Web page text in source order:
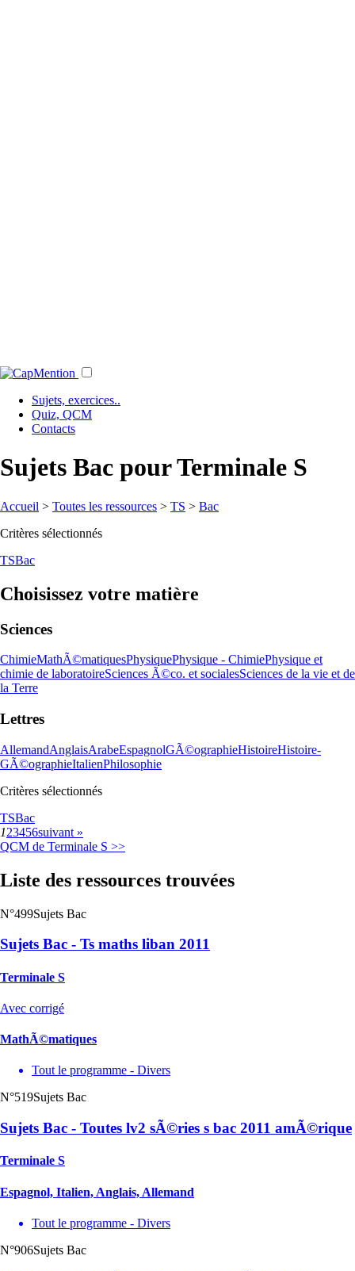
Sujets, exercices..
Quiz, QCM
Contacts
Sujets Bac pour Terminale S
Accueil > Toutes les ressources > TS > Bac
Critères sélectionnés
TSBac
Choisissez votre matière
Sciences
ChimieMathÃ©matiquesPhysiquePhysique - ChimiePhysique et
chimie de laboratoireSciences Ã©co. et socialesSciences de la vie et de
la Terre
Lettres
AllemandAnglaisArabeEspagnolGÃ©ographieHistoireHistoire-
GÃ©ographieItalienPhilosophie
Critères sélectionnés
TSBac
123456suivant »
QCM de Terminale S >>
Liste des ressources trouvées
N°499Sujets Bac
Sujets Bac - Ts maths liban 2011
Terminale S
Avec corrigé
MathÃ©matiques
Tout le programme - Divers
N°519Sujets Bac
Sujets Bac - Toutes lv2 sÃ©ries s bac 2011 amÃ©rique
Terminale S
Espagnol, Italien, Anglais, Allemand
Tout le programme - Divers
N°906Sujets Bac